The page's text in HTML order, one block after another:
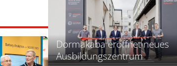
Dormakaba eröffnet neues
Ausbildungszentrum